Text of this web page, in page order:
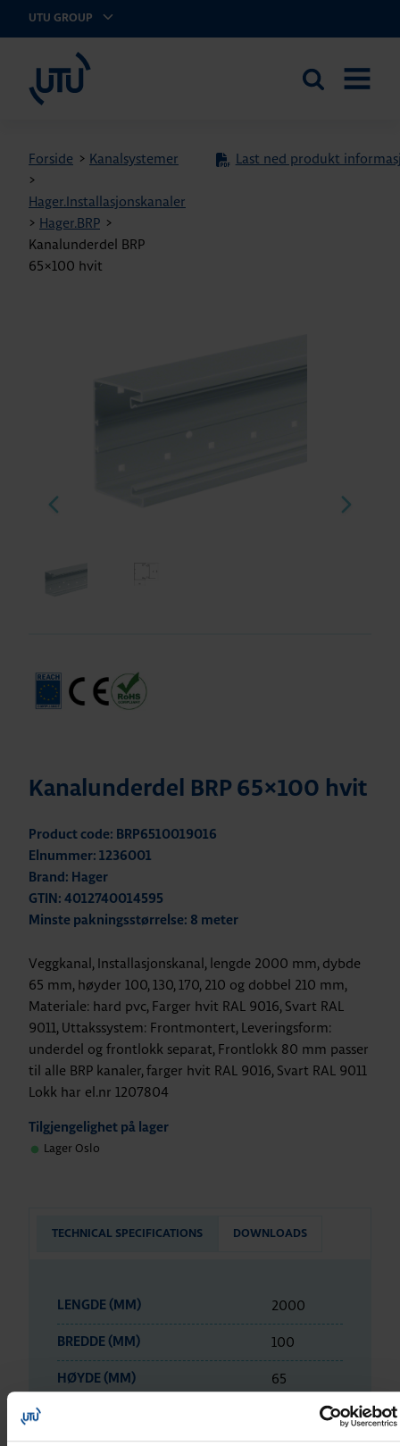
UTU GROUP
Search
Forside > Kanalsystemer
>
Hager.Installasjonskanaler
> Hager.BRP >
Kanalunderdel BRP
65×100 hvit
Last ned produkt
Kanalunderdel BRP 65×100 hvit
Product code: BRP6510019016
Elnummer: 1236001
Brand: Hager
GTIN: 4012740014595
Minste pakningsstørrelse: 8 meter
Veggkanal, Installasjonskanal, lengde 2000 mm, dybde
65 mm, høyder 100, 130, 170, 210 og dobbel 210 mm,
Materiale: hard pvc, Farger hvit RAL 9016, Svart RAL
9011, Uttakssystem: Frontmontert, Leveringsform:
underdel og frontlokk separat, Frontlokk 80 mm passer
til alle BRP kanaler, farger hvit RAL 9016, Svart RAL 9011
Lokk har el.nr 1207804
Tilgjengelighet på lager
Lager Oslo
TECHNICAL SPECIFICATIONS DOWNLOADS
LENGDE (MM) 2000
BREDDE (MM) 100
HØYDE (MM) 65